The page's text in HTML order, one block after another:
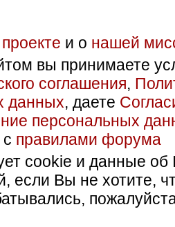
и о нашей
вы принимаете
соглашения,
данных, даете
персональных
правилами форума
cookie и данные об
если Вы не хотите,